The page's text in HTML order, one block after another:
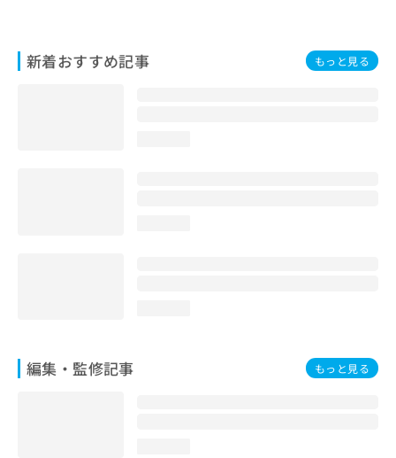
新着おすすめ記事 もっと見る
編集・監修記事 もっと見る